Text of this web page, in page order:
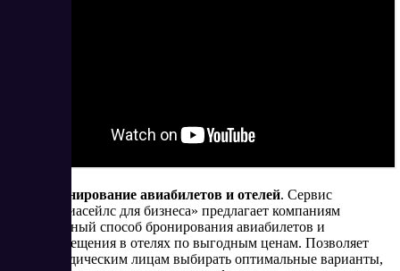
Бронирование авиабилетов и отелей. Сервис
«Авиасейлс для бизнеса» предлагает компаниям
удобный способ бронирования авиабилетов и
размещения в отелях по выгодным ценам. Позволяет
юридическим лицам выбирать оптимальные варианты,